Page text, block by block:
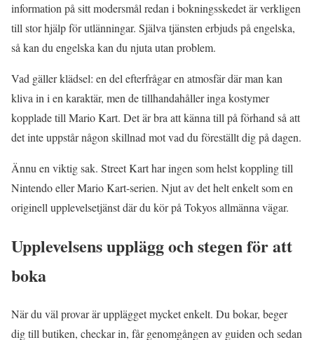
information på sitt modersmål redan i bokningsskedet är verkligen
till stor hjälp för utlänningar. Själva tjänsten erbjuds på engelska,
så kan du engelska kan du njuta utan problem.
Vad gäller klädsel: en del efterfrågar en atmosfär där man kan
kliva in i en karaktär, men de tillhandahåller inga kostymer
kopplade till Mario Kart. Det är bra att känna till på förhand så att
det inte uppstår någon skillnad mot vad du föreställt dig på dagen.
Ännu en viktig sak. Street Kart har ingen som helst koppling till
Nintendo eller Mario Kart-serien. Njut av det helt enkelt som en
originell upplevelsetjänst där du kör på Tokyos allmänna vägar.
Upplevelsens upplägg och stegen för att
boka
När du väl provar är upplägget mycket enkelt. Du bokar, beger
dig till butiken, checkar in, får genomgången av guiden och sedan